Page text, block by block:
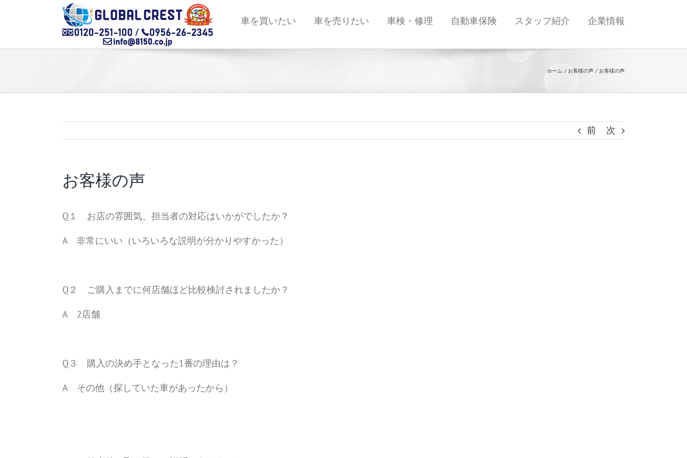
車を買いたい 車を売りたい 車検・修理 自動車保険 スタッフ紹介 企業情報
ホーム お客様の声 お客様の声
前 次
お客様の声
Q１ お店の雰囲気、担当者の対応はいかがでしたか？
A 非常にいい（いろいろな説明が分かりやすかった）
Q２ ご購入までに何店舗ほど比較検討されましたか？
A 2店舗
Q３ 購入の決め手となった1番の理由は？
A その他（探していた車があったから）